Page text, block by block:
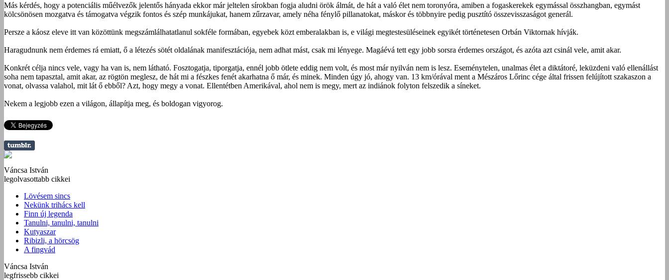
Más kérdés, hogy a potenciális műélvezők jelentős hányada ekkor már jeltelen sírokban fogja aludni örök álmát, de hát a való élet nem toronyóra, amiben a fogaskerekek egymással összhangban, egymást
kölcsönösen mozgatva és támogatva végzik fontos és szép munkájukat, hanem zűrzavar, amely néha fénylő pillanatokat, máskor és többnyire pedig pusztító összevisszaságot generál.
Persze a káosz eleve itt van közöttünk megszámlálhatatlanul sok­féle formában, egyebek közt emberalakban is, e világi megtestesüléseinek egyikét történetesen Orbán Viktornak hívják.
Haragudnunk nem érdemes rá emiatt, ő a létezés sötét oldalának manifesztációja, nem adhat mást, csak mi lényege. Magáévá tett egy jobb sorsra érdemes országot, és azóta azt csinál vele, amit akar.
Konkrét célja nincs vele, vagy ha van is, nem látható. Fosztogatja, tiporgatja, ennél jobb ötlete eddig nem volt, és most már nyilván nem is lesz. Eseménytelen, unalmas élet a diktátoré, leküzdeni való ellenállást
soha nem tapasztal, amit akar, az rögtön meglesz, de hát mi a fészkes fenét akarhatna ő már, és minek. Minden úgy jó, ahogy van. 13 km/órával ment a Mészáros Lőrinc cége által frissen felújított szakaszon a
vonat, olvassa valahol, mit lát ő ebből? Azt, hogy megy a vonat. Ellentétben Amerikával, ahol nem is megy, mert az indiánok folyton felszedik a síneket.
Nekem a legjobb ezen a világon, állapítja meg, és boldogan vigyorog.
Váncsa István
legolvasottabb cikkei
Lövésem sincs
Nekünk trihács kell
Finn új legenda
Tanulni, tanulni, tanulni
Kutyaszar
Ribizli, a hörcsög
A fingvád
Váncsa István
legfrissebb cikkei